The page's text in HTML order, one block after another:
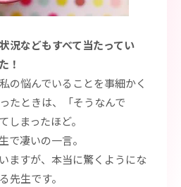
況などもすべて当たってい
！
の悩んでいることを事細かく
たときは、「そうなんで
しまったほど。
で凄いの一言。
ますが、本当に驚くようにな
先生です。